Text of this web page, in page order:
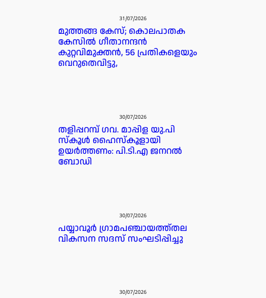
31/07/2026
മുത്തങ്ങ കേസ്; കൊലപാതക
കേസില്‍ ഗീതാനന്ദൻ
കുറ്റവിമുക്തന്‍, 56 പ്രതികളെയും
വെറുതെവിട്ടു,
30/07/2026
തളിപ്പറമ്പ് ഗവ. മാപ്പിള യു.പി
സ്കൂൾ ഹൈസ്കൂളായി
ഉയർത്തണം: പി.ടി.എ ജനറൽ
ബോഡി
30/07/2026
പയ്യാവൂർ ഗ്രാമപഞ്ചായത്ത്തല
വികസന സദസ് സംഘടിപ്പിച്ചു
30/07/2026